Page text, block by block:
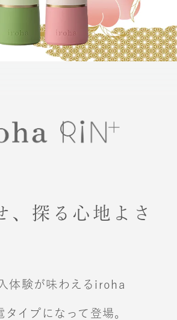
、探る心地よさ
体験が味わえる iroha
タイプになって登場。